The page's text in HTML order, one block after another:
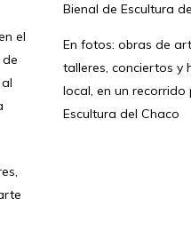
el
Bienal de Escultura
En fotos: obras de
talleres, conciertos y
local, en un recorrido
Escultura del Chaco